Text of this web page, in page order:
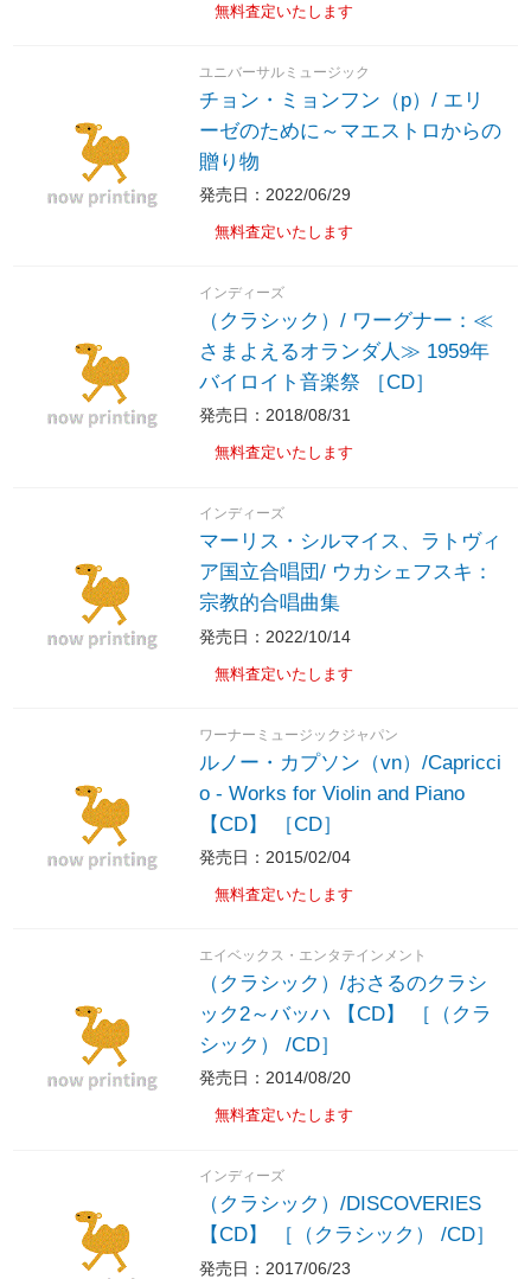
無料査定いたします
ユニバーサルミュージック
チョン・ミョンフン（p）/ エリ
ーゼのために～マエストロからの
贈り物
発売日：2022/06/29
無料査定いたします
インディーズ
（クラシック）/ ワーグナー：≪
さまよえるオランダ人≫ 1959年
バイロイト音楽祭 ［CD］
発売日：2018/08/31
無料査定いたします
インディーズ
マーリス・シルマイス、ラトヴィ
ア国立合唱団/ ウカシェフスキ：
宗教的合唱曲集
発売日：2022/10/14
無料査定いたします
ワーナーミュージックジャパン
ルノー・カプソン（vn）/Capricci
o - Works for Violin and Piano
【CD】 ［CD］
発売日：2015/02/04
無料査定いたします
エイベックス・エンタテインメント
（クラシック）/おさるのクラシ
ック2～バッハ 【CD】 ［（クラ
シック） /CD］
発売日：2014/08/20
無料査定いたします
インディーズ
（クラシック）/DISCOVERIES
【CD】 ［（クラシック） /CD］
発売日：2017/06/23